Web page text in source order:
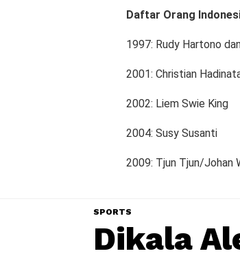
Daftar Orang
1997: Rudy Hartono
2001: Christian
2002: Liem Swie King
2004: Susy Susanti
2009: Tjun Tjun/Johan
SPORTS
Dikala